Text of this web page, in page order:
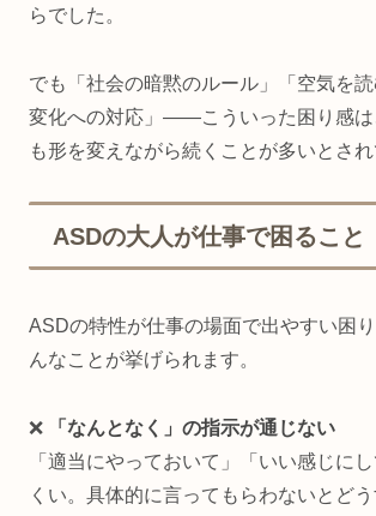
らでした。
でも「社会の暗黙のルール」「空気を
変化への対応」——こういった困り感は
も形を変えながら続くことが多いとされ
ASDの大人が仕事で困ること
ASDの特性が仕事の場面で出やすい困
んなことが挙げられます。
❌
「なんとなく」の指示が通じない
「適当にやっておいて」「いい感じに
くい。具体的に言ってもらわないとど